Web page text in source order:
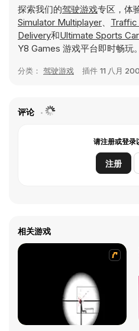
探索我们的驾驶游戏专区，体
Simulator Multiplayer、 Traffic
Delivery和Ultimate Sports
Y8 Games 游戏平台即时畅玩。
分类： 驾驶游戏 插件 11 八月
评论
请注册或登录
注册
相关游戏